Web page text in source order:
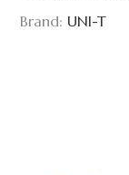
Brand: UNI-T